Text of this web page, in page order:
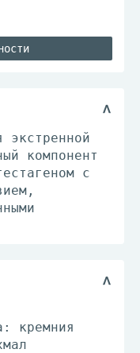
экстренной
компонент
c
кремния